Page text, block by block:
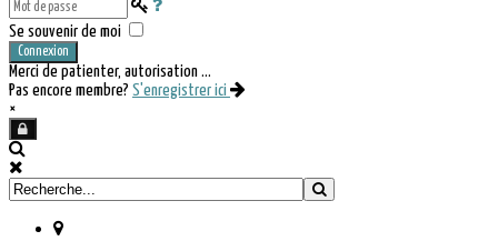
Se souvenir de moi
Connexion
Merci de patienter, autorisation ...
Pas encore membre? S'enregistrer ici
×